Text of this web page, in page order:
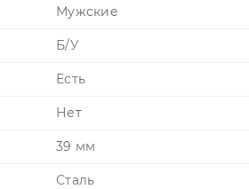
Мужские
Б/У
Есть
Нет
39 мм
Сталь